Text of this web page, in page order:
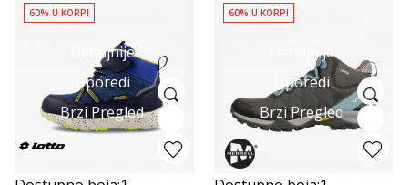
Detaljnije
Uporedi
Brzi Pregled
60% U KORPI
Detaljnije
Uporedi
Brzi Pregled
60% U KORPI